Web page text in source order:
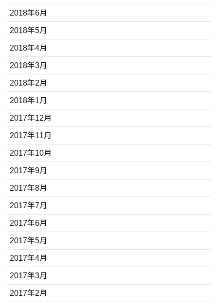
2018年6月
2018年5月
2018年4月
2018年3月
2018年2月
2018年1月
2017年12月
2017年11月
2017年10月
2017年9月
2017年8月
2017年7月
2017年6月
2017年5月
2017年4月
2017年3月
2017年2月